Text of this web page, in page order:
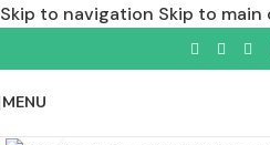
Skip to navigation Skip to
MENU